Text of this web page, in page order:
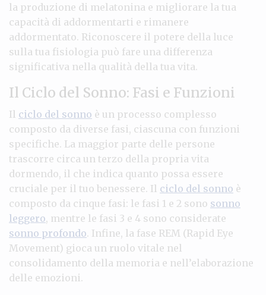
la produzione di melatonina e migliorare la tua
capacità di addormentarti e rimanere
addormentato. Riconoscere il potere della luce
sulla tua fisiologia può fare una differenza
significativa nella qualità della tua vita.
Il Ciclo del Sonno: Fasi e Funzioni
Il ciclo del sonno è un processo complesso
composto da diverse fasi, ciascuna con funzioni
specifiche. La maggior parte delle persone
trascorre circa un terzo della propria vita
dormendo, il che indica quanto possa essere
cruciale per il tuo benessere. Il ciclo del sonno è
composto da cinque fasi: le fasi 1 e 2 sono sonno
leggero, mentre le fasi 3 e 4 sono considerate
sonno profondo. Infine, la fase REM (Rapid Eye
Movement) gioca un ruolo vitale nel
consolidamento della memoria e nell’elaborazione
delle emozioni.